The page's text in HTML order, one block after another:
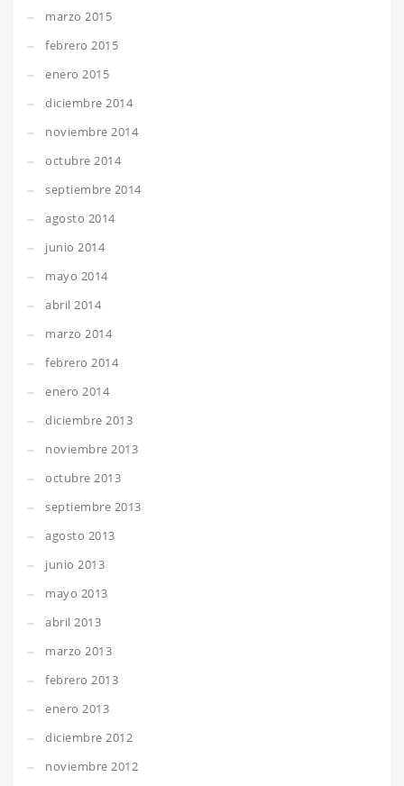
marzo 2015
febrero 2015
enero 2015
diciembre 2014
noviembre 2014
octubre 2014
septiembre 2014
agosto 2014
junio 2014
mayo 2014
abril 2014
marzo 2014
febrero 2014
enero 2014
diciembre 2013
noviembre 2013
octubre 2013
septiembre 2013
agosto 2013
junio 2013
mayo 2013
abril 2013
marzo 2013
febrero 2013
enero 2013
diciembre 2012
noviembre 2012